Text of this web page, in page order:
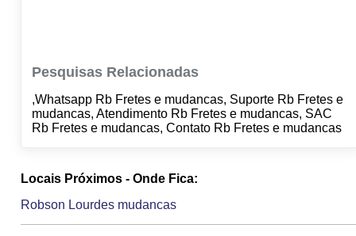
Pesquisas Relacionadas
,Whatsapp Rb Fretes e mudancas, Suporte Rb Fretes e
mudancas, Atendimento Rb Fretes e mudancas, SAC
Rb Fretes e mudancas, Contato Rb Fretes e mudancas
Locais Próximos - Onde Fica:
Robson Lourdes mudancas